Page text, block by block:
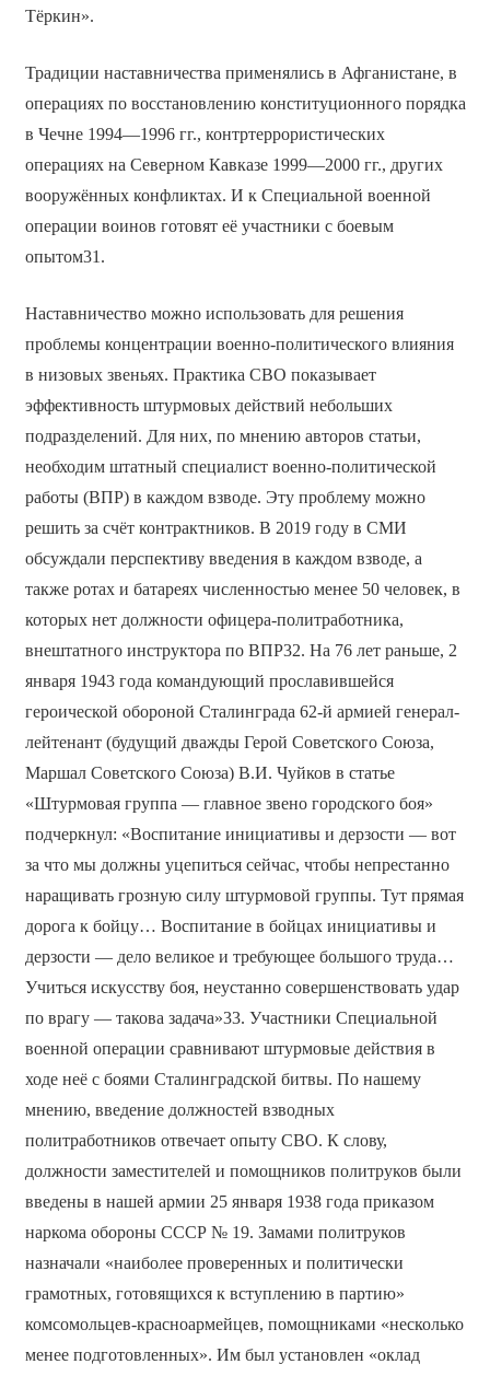
Тёркин».
Традиции наставничества применялись в Афганистане, в
операциях по восстановлению конституционного порядка
в Чечне 1994—1996 гг., контртеррористических
операциях на Северном Кавказе 1999—2000 гг., других
вооружённых конфликтах. И к Специальной военной
операции воинов готовят её участники с боевым
опытом31.
Наставничество можно использовать для решения
проблемы концентрации военно-политического влияния
в низовых звеньях. Практика СВО показывает
эффективность штурмовых действий небольших
подразделений. Для них, по мнению авторов статьи,
необходим штатный специалист военно-политической
работы (ВПР) в каждом взводе. Эту проблему можно
решить за счёт контрактников. В 2019 году в СМИ
обсуждали перспективу введения в каждом взводе, а
также ротах и батареях численностью менее 50 человек, в
которых нет должности офицера-политработника,
внештатного инструктора по ВПР32. На 76 лет раньше, 2
января 1943 года командующий прославившейся
героической обороной Сталинграда 62-й армией генерал-
лейтенант (будущий дважды Герой Советского Союза,
Маршал Советского Союза) В.И. Чуйков в статье
«Штурмовая группа — главное звено городского боя»
подчеркнул: «Воспитание инициативы и дерзости — вот
за что мы должны уцепиться сейчас, чтобы непрестанно
наращивать грозную силу штурмовой группы. Тут прямая
дорога к бойцу… Воспитание в бойцах инициативы и
дерзости — дело великое и требующее большого труда…
Учиться искусству боя, неустанно совершенствовать удар
по врагу — такова задача»33. Участники Специальной
военной операции сравнивают штурмовые действия в
ходе неё с боями Сталинградской битвы. По нашему
мнению, введение должностей взводных
политработников отвечает опыту СВО. К слову,
должности заместителей и помощников политруков были
введены в нашей армии 25 января 1938 года приказом
наркома обороны СССР № 19. Замами политруков
назначали «наиболее проверенных и политически
грамотных, готовящихся к вступлению в партию»
комсомольцев-красноармейцев, помощниками «несколько
менее подготовленных». Им был установлен «оклад